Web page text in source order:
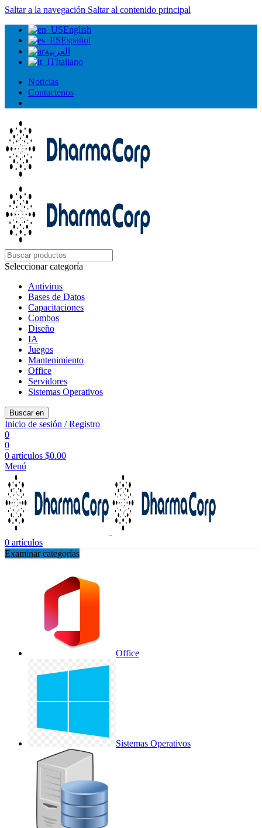
Saltar a la navegación Saltar al contenido principal
English
Español
العربية
Italiano
Noticias
Contactenos
Seleccionar categoría
Antivirus
Bases de Datos
Capacitaciones
Combos
Diseño
IA
Juegos
Mantenimiento
Office
Servidores
Sistemas Operativos
Buscar en
Inicio de sesión / Registro
0
0
0 artículos $0.00
Menú
0 artículos
Examinar categorías
Office
Sistemas Operativos